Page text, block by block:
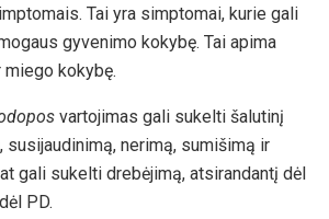
Tai yra simptomai, kurie gali
gyvenimo kokybę. Tai apima
kokybę.
vartojimas gali sukelti šalutinį
susijaudinimą, nerimą, sumišimą ir
gali sukelti drebėjimą, atsirandantį dėl
PD.